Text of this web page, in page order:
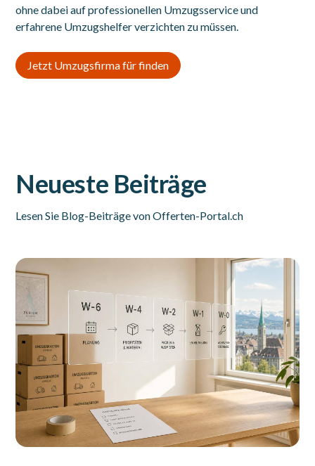
ohne dabei auf professionellen Umzugsservice und
erfahrene Umzugshelfer verzichten zu müssen.
Jetzt Umzugsfirma für finden
Neueste Beiträge
Lesen Sie Blog-Beiträge von Offerten-Portal.ch